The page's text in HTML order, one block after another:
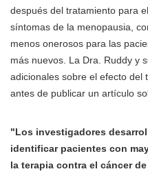
después del tratamiento para
síntomas de la menopausia,
menos onerosos para las
más nuevos. La Dra. Ruddy y
adicionales sobre el efecto del
antes de publicar un artículo
"Los investigadores
identificar pacientes con
la terapia contra el cáncer de